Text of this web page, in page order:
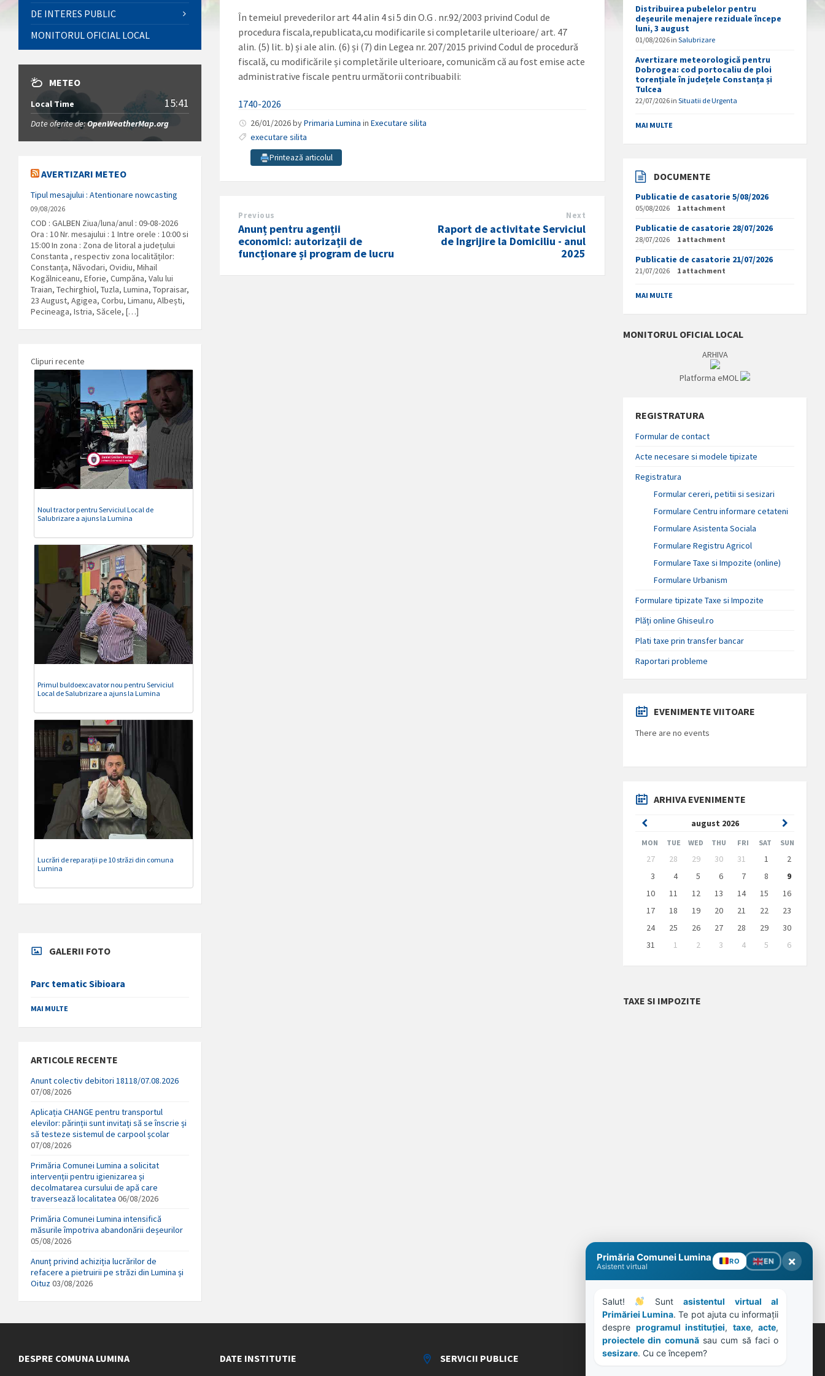
În temeiul prevederilor art 44 alin 4 si 5 din O.G . nr.92/2003 privind Codul de
procedura fiscala,republicata,cu modificarile si completarile ulterioare/ art. 47
alin. (5) lit. b) și ale alin. (6) și (7) din Legea nr. 207/2015 privind Codul de procedură
fiscală, cu modificările și completările ulterioare, comunicăm că au fost emise acte
administrative fiscale pentru următorii contribuabili:
1740-2026
26/01/2026byPrimaria Lumina inExecutare silita
executare silita
Printează articolul
Previous
Anunț pentru agenții
economici: autorizații de
funcționare și program de lucru
Next
Raport de activitate Serviciul
de Ingrijire la Domiciliu - anul
2025
DE INTERES PUBLIC
MONITORUL OFICIAL LOCAL
METEO
Local Time 15:41
Date oferite de:OpenWeatherMap.org
AVERTIZARI METEO
Tipul mesajului : Atentionare nowcasting
09/08/2026
COD : GALBEN Ziua/luna/anul : 09-08-2026
Ora : 10 Nr. mesajului : 1 Intre orele : 10:00 si
15:00 In zona : Zona de litoral a județului
Constanta , respectiv zona localităților:
Constanța, Năvodari, Ovidiu, Mihail
Kogălniceanu, Eforie, Cumpăna, Valu lui
Traian, Techirghiol, Tuzla, Lumina, Topraisar,
23 August, Agigea, Corbu, Limanu, Albești,
Pecineaga, Istria, Săcele, […]
Clipuri recente
Noul tractor pentru Serviciul Local de
Salubrizare a ajuns la Lumina
Primul buldoexcavator nou pentru Serviciul
Local de Salubrizare a ajuns la Lumina
Lucrări de reparații pe 10 străzi din comuna
Lumina
GALERII FOTO
Parc tematic Sibioara
MAI MULTE
ARTICOLE RECENTE
Anunt colectiv debitori 18118/07.08.2026
07/08/2026
Aplicația CHANGE pentru transportul
elevilor: părinții sunt invitați să se înscrie și
să testeze sistemul de carpool școlar
07/08/2026
Primăria Comunei Lumina a solicitat
intervenții pentru igienizarea și
decolmatarea cursului de apă care
traversează localitatea 06/08/2026
Primăria Comunei Lumina intensifică
măsurile împotriva abandonării deșeurilor
05/08/2026
Anunț privind achiziția lucrărilor de
refacere a pietruirii pe străzi din Lumina și
Oituz 03/08/2026
Distribuirea pubelelor pentru
deșeurile menajere reziduale începe
luni, 3 august
01/08/2026 inSalubrizare
Avertizare meteorologică pentru
Dobrogea: cod portocaliu de ploi
torențiale în județele Constanța și
Tulcea
22/07/2026 inSituatii de Urgenta
MAI MULTE
DOCUMENTE
Publicatie de casatorie 5/08/2026
05/08/2026 1 attachment
Publicatie de casatorie 28/07/2026
28/07/2026 1 attachment
Publicatie de casatorie 21/07/2026
21/07/2026 1 attachment
MAI MULTE
MONITORUL OFICIAL LOCAL
ARHIVA
Platforma eMOL
REGISTRATURA
Formular de contact
Acte necesare si modele tipizate
Registratura
Formular cereri, petitii si sesizari
Formulare Centru informare cetateni
Formulare Asistenta Sociala
Formulare Registru Agricol
Formulare Taxe si Impozite (online)
Formulare Urbanism
Formulare tipizate Taxe si Impozite
Plăți online Ghiseul.ro
Plati taxe prin transfer bancar
Raportari probleme
EVENIMENTE VIITOARE
There are no events
ARHIVA EVENIMENTE
august 2026
Previous
Month
Next
Month
MON TUE WED THU FRI SAT SUN
Skip
calendar
days
27 28 29 30 31 1
2
3
4 5 6 7 8
9
10
11 12 13 14 15
16
17
18 19 20 21 22
23
24
25 26 27 28 29
30
31
1 2 3 4 5
6
to
TAXE SI IMPOZITE
DESPRE COMUNA LUMINA DATE INSTITUTIE SERVICII PUBLICE ORE DE LUCRU
Primăria Comunei Lumina
Asistent virtual
RO EN ×
Salut! Sunt asistentul virtual al
Primăriei Lumina. Te pot ajuta cu informații
despre programul instituției, taxe, acte
proiectele din comună
sesizare. Cu ce începem?